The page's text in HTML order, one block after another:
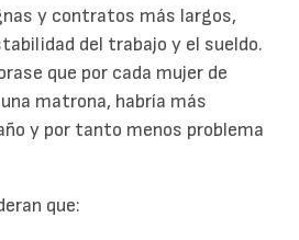
y contratos más largos,
del trabajo y el sueldo.
que por cada mujer de
matrona, habría más
y por tanto menos problema
que: